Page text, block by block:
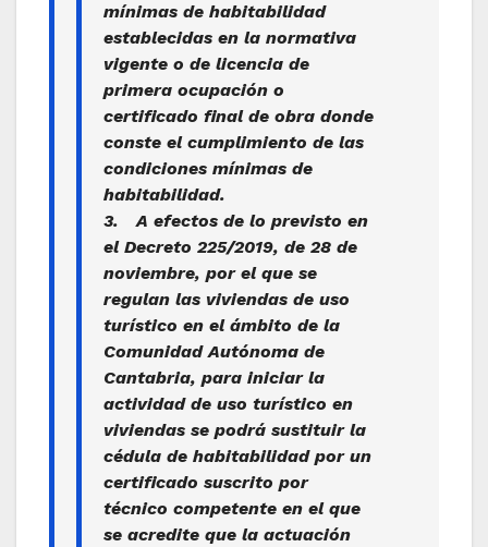
mínimas de habitabilidad
establecidas en la normativa
vigente o de licencia de
primera ocupación o
certificado final de obra donde
conste el cumplimiento de las
condiciones mínimas de
habitabilidad.
3. A efectos de lo previsto en
el Decreto 225/2019, de 28 de
noviembre, por el que se
regulan las viviendas de uso
turístico en el ámbito de la
Comunidad Autónoma de
Cantabria, para iniciar la
actividad de uso turístico en
viviendas se podrá sustituir la
cédula de habitabilidad por un
certificado suscrito por
técnico competente en el que
se acredite que la actuación